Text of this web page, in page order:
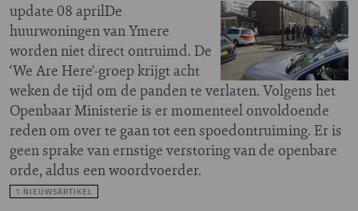
update 08 aprilDe
huurwoningen van Ymere
worden niet direct ontruimd. De
‘We Are Here’-groep krijgt acht
weken de tijd om de panden te verlaten. Volgens het
Openbaar Ministerie is er momenteel onvoldoende
reden om over te gaan tot een spoedontruiming. Er is
geen sprake van ernstige verstoring van de openbare
orde, aldus een woordvoerder.
1 NIEUWSARTIKEL